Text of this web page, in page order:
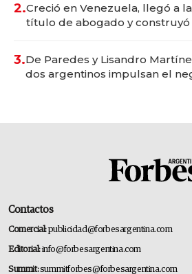
2.Creció en Venezuela, llegó a
título de abogado y
3.De Paredes y Lisandro
dos argentinos impulsan el
Contactos
Comercial:publicidad@forbesargentina.com
Editorial:info@forbesargentina.com
Summit:summitforbes@forbesargentina.com